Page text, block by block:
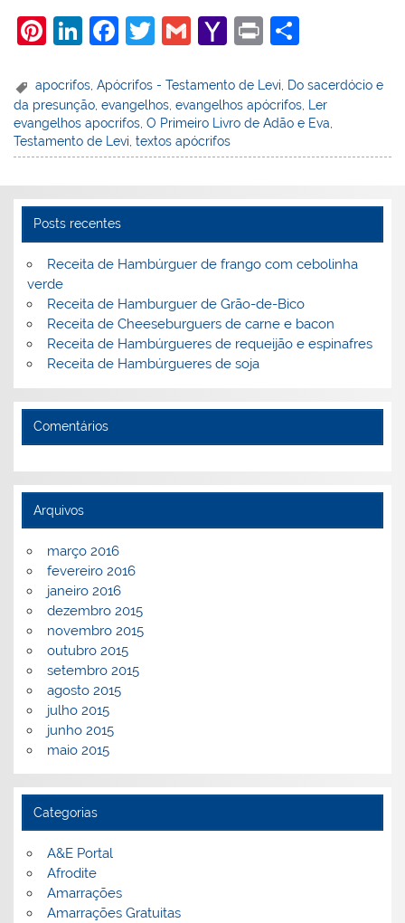
Pi
er
e
st
Li
k
e
dI
F
c
e
b
o
k
T
itt
er
G
ai
l
Y
h
o
o
ai
Pr
t
ar
e
apocrifos ,Apócrifos - Testamento de Levi
Do sacerdócio e
da presunção ,evangelhos ,evangelhos apócrifos
Ler
evangelhos apocrifos ,O Primeiro Livro de Adão e Eva
Testamento de Levi ,textos apócrifos
Posts recentes
Receita de Hambúrguer de frango com cebolinha
verde
Receita de Hamburguer de Grão-de-Bico
Receita de Cheeseburguers de carne e bacon
Receita de Hambúrgueres de requeijão e espinafres
Receita de Hambúrgueres de soja
Comentários
Arquivos
março 2016
fevereiro 2016
janeiro 2016
dezembro 2015
novembro 2015
outubro 2015
setembro 2015
agosto 2015
julho 2015
junho 2015
maio 2015
Categorias
A&E Portal
Afrodite
Amarrações
Amarrações Gratuitas